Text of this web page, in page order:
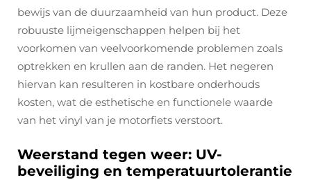
bewijs van de duurzaamheid van hun product. Deze
robuuste lijmeigenschappen helpen bij het
voorkomen van veelvoorkomende problemen zoals
optrekken en krullen aan de randen. Het negeren
hiervan kan resulteren in kostbare onderhouds
kosten, wat de esthetische en functionele waarde
van het vinyl van je motorfiets verstoort.
Weerstand tegen weer: UV-
beveiliging en temperatuurtolerantie